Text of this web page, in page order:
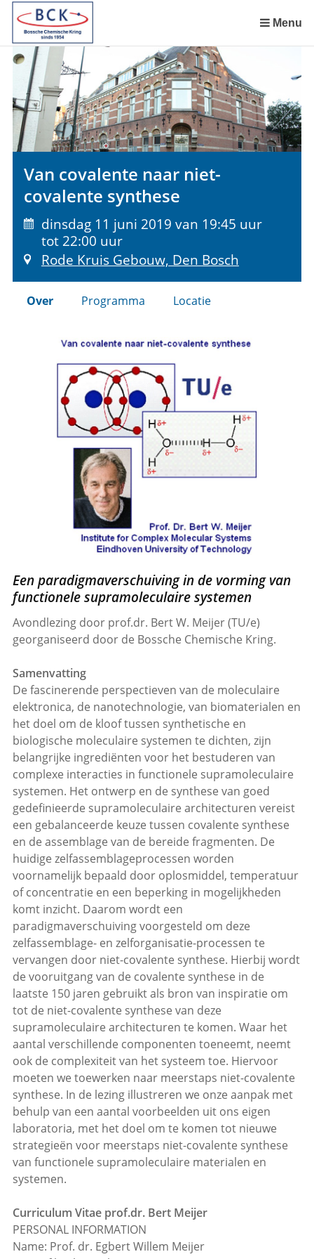
Sla
links
over
Spring
naar
de
inhoud
Spring
naar
menu
Menu
Van covalente naar niet-
covalente synthese
dinsdag 11 juni 2019 van 19:45 uur
tot 22:00 uur
Rode Kruis Gebouw, Den Bosch
Over Programma Locatie
Een paradigmaverschuiving in de vorming van
functionele supramoleculaire systemen
Avondlezing door prof.dr. Bert W. Meijer (TU/e)
georganiseerd door de Bossche Chemische Kring.
Samenvatting
De fascinerende perspectieven van de moleculaire
elektronica, de nanotechnologie, van biomaterialen en
het doel om de kloof tussen synthetische en
biologische moleculaire systemen te dichten, zijn
belangrijke ingrediënten voor het bestuderen van
complexe interacties in functionele supramoleculaire
systemen. Het ontwerp en de synthese van goed
gedefinieerde supramoleculaire architecturen vereist
een gebalanceerde keuze tussen covalente synthese
en de assemblage van de bereide fragmenten. De
huidige zelfassemblageprocessen worden
voornamelijk bepaald door oplosmiddel, temperatuur
of concentratie en een beperking in mogelijkheden
komt inzicht. Daarom wordt een
paradigmaverschuiving voorgesteld om deze
zelfassemblage- en zelforganisatie-processen te
vervangen door niet-covalente synthese. Hierbij wordt
de vooruitgang van de covalente synthese in de
laatste 150 jaren gebruikt als bron van inspiratie om
tot de niet-covalente synthese van deze
supramoleculaire architecturen te komen. Waar het
aantal verschillende componenten toeneemt, neemt
ook de complexiteit van het systeem toe. Hiervoor
moeten we toewerken naar meerstaps niet-covalente
synthese. In de lezing illustreren we onze aanpak met
behulp van een aantal voorbeelden uit ons eigen
laboratoria, met het doel om te komen tot nieuwe
strategieën voor meerstaps niet-covalente synthese
van functionele supramoleculaire materialen en
systemen.
Curriculum Vitae prof.dr. Bert Meijer
PERSONAL INFORMATION
Name: Prof. dr. Egbert Willem Meijer